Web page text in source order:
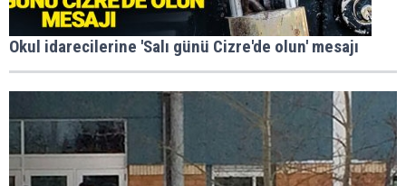
Okul idarecilerine 'Salı günü Cizre'de olun' mesajı